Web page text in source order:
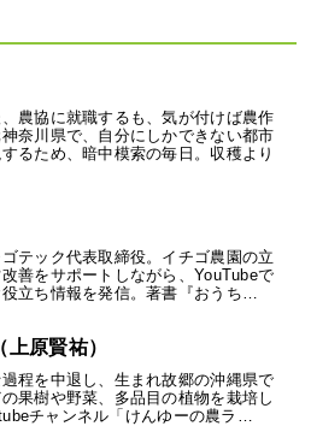
農協に就職するも、気が付けば農作
奈川県で、自分にしかできない都市
るため、暗中模索の毎日。収穫より
テック代表取締役。イチゴ農園の立
善をサポートしながら、YouTubeで
立ち情報を発信。著書『おうち…
原賢祐）
程を中退し、生まれ故郷の沖縄県で
果樹や野菜、多品目の植物を栽培し
チャンネル「けんゆーの農ラ…